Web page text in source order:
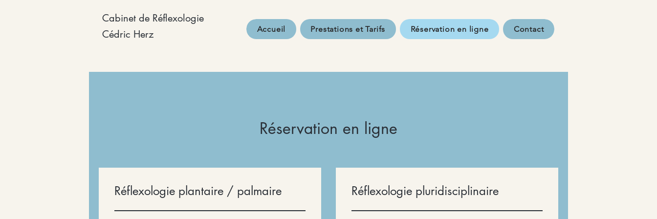
Cabinet de Réflexologie
Cédric Herz
Accueil Prestations et Tarifs Réservation en ligne Contact
Réservation en ligne
Réflexologie plantaire / palmaire Réflexologie pluridisciplinaire